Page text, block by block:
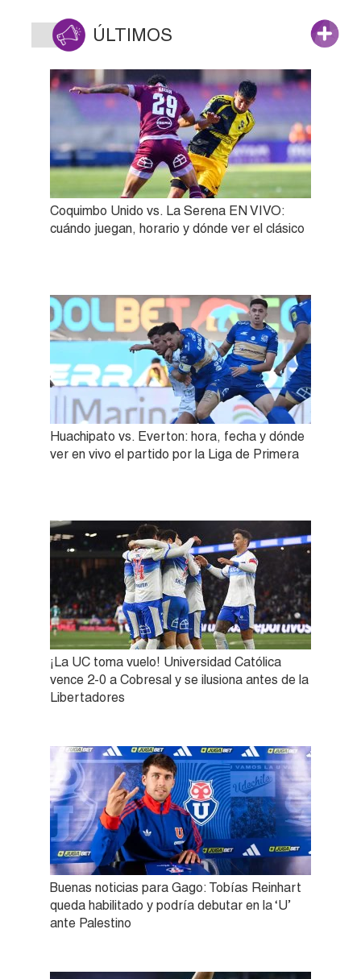
ÚLTIMOS
Coquimbo Unido vs. La Serena EN VIVO:
cuándo juegan, horario y dónde ver el clásico
Huachipato vs. Everton: hora, fecha y dónde
ver en vivo el partido por la Liga de Primera
¡La UC toma vuelo! Universidad Católica
vence 2-0 a Cobresal y se ilusiona antes de la
Libertadores
Buenas noticias para Gago: Tobías Reinhart
queda habilitado y podría debutar en la ‘U’
ante Palestino